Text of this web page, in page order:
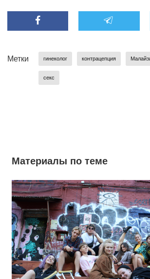
Метки гинеколог контрацепция
секс
Материалы по теме